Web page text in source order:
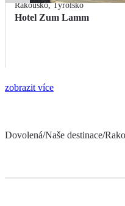
Rakousko,Tyrolsko
Hotel Zum Lamm
zobrazit více
Dovolená/Naše destinace/